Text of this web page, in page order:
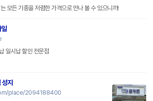
모든 기종을 저렴한 가격으로 만나 볼 수 있으니까!
일
온라인휴대폰성지 현금완납 일시납 할인 전문점
지
place/2094188400